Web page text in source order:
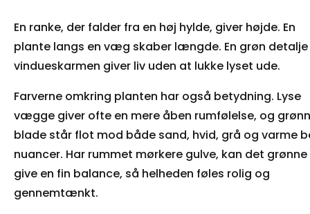
En ranke, der falder fra en høj hylde, giver højde. En
plante langs en væg skaber længde. En grøn detalje
vindueskarmen giver liv uden at lukke lyset ude.
Farverne omkring planten har også betydning. Lyse
vægge giver ofte en mere åben rumfølelse, og
blade står flot mod både sand, hvid, grå og varme
nuancer. Har rummet mørkere gulve, kan det grønne
give en fin balance, så helheden føles rolig og
gennemtænkt.